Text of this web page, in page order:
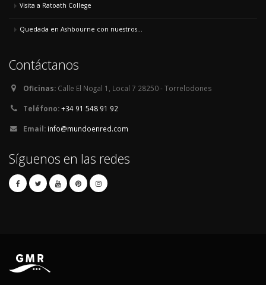
Visita a Ratoath College
Quedada en Ashbourne con nuestros...
Contáctanos
Oficinas: Calle El Nogal 1, Local 7 28250 - Torrelodones
Teléfono:+34 91 548 91 92
Email: info@mundoenred.com
Síguenos en las redes